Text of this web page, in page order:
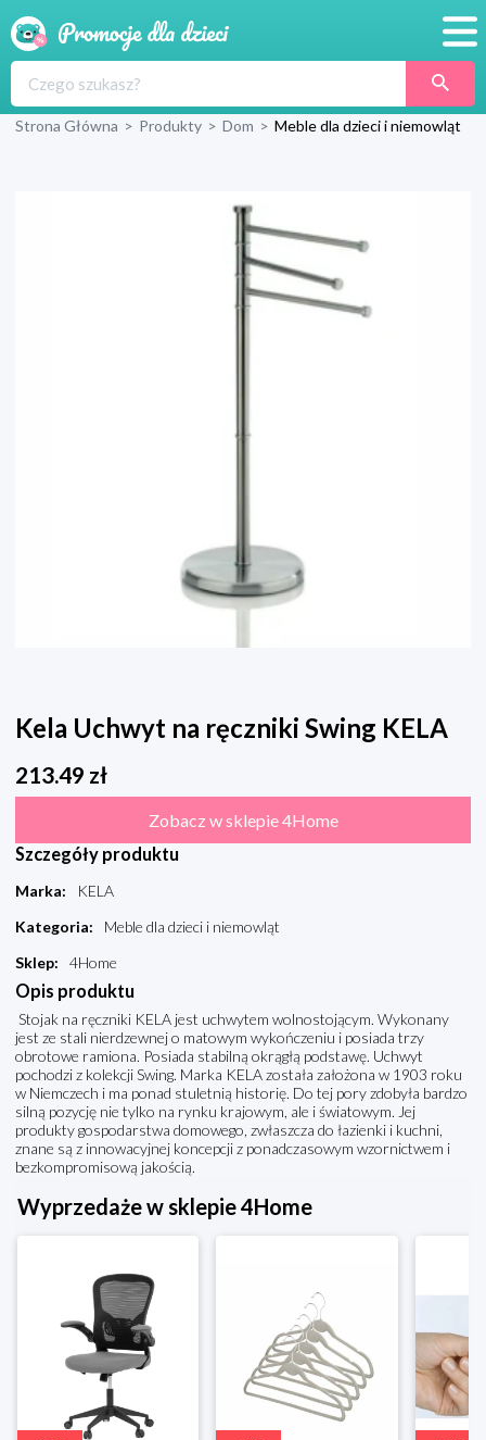
Produkty
Blog
Wyprawka
Strona Główna > Produkty > Dom > Meble dla dzieci i niemowląt
Kela Uchwyt na ręczniki Swing KELA
213.49 zł
Zobacz w sklepie 4Home
Szczegóły produktu
Marka:
KELA
Kategoria:
Meble dla dzieci i niemowląt
Sklep: 4Home
Opis produktu
Stojak na ręczniki KELA jest uchwytem wolnostojącym. Wykonany
jest ze stali nierdzewnej o matowym wykończeniu i posiada trzy
obrotowe ramiona. Posiada stabilną okrągłą podstawę. Uchwyt
pochodzi z kolekcji Swing. Marka KELA została założona w 1903 roku
w Niemczech i ma ponad stuletnią historię. Do tej pory zdobyła bardzo
silną pozycję nie tylko na rynku krajowym, ale i światowym. Jej
produkty gospodarstwa domowego, zwłaszcza do łazienki i kuchni,
znane są z innowacyjnej koncepcji z ponadczasowym wzornictwem i
bezkompromisową jakością.
Wyprzedaże w sklepie 4Home